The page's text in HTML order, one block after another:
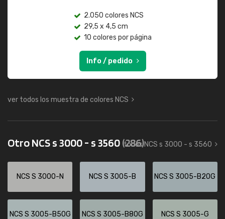
2.050 colores NCS
29,5 x 4,5 cm
10 colores por página
Info / pedido
ver todos los muestra de colores NCS
Otro NCS s 3000 - s 3560(286)
todos NCS s 3000 - s 3560
NCS S 3000-N NCS S 3005-B NCS S 3005-B20G
NCS S 3005-B50G NCS S 3005-B80G NCS S 3005-G